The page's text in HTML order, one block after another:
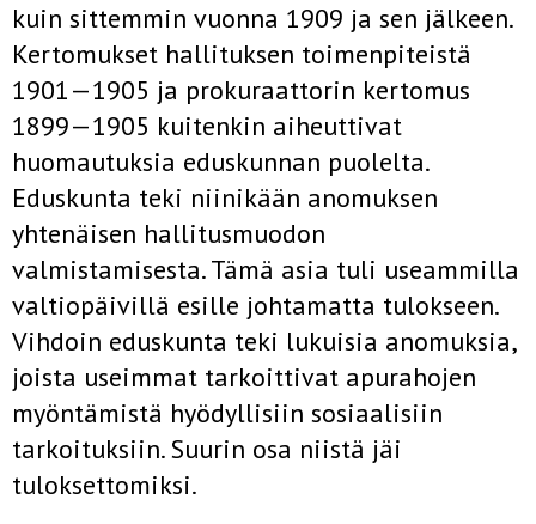
kuin sittemmin vuonna 1909 ja sen jälkeen.
Kertomukset hallituksen toimenpiteistä
1901—1905 ja prokuraattorin kertomus
1899—1905 kuitenkin aiheuttivat
huomautuksia eduskunnan puolelta.
Eduskunta teki niinikään anomuksen
yhtenäisen hallitus­muodon
valmistamisesta. Tämä asia tuli useammilla
valtiopäivillä esille johtamatta tulokseen.
Vihdoin eduskunta teki lukuisia anomuk­sia,
joista useimmat tarkoittivat apurahojen
myöntämistä hyödyllisiin sosiaalisiin
tarkoituksiin. Suurin osa niistä jäi
tuloksettomiksi.